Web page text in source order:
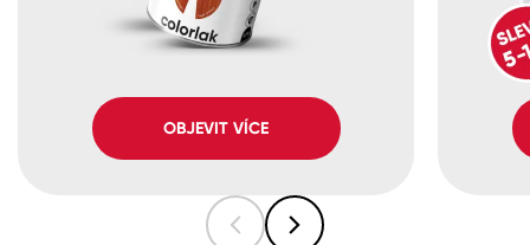
OBJEVIT VÍCE